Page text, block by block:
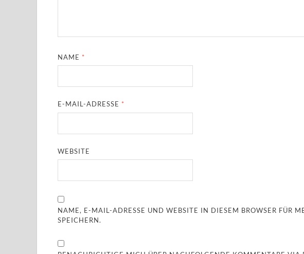
NAME *
E-MAIL-ADRESSE *
WEBSITE
NAME, E-MAIL-ADRESSE UND WEBSITE IN DIESEM BROWSER FÜR
SPEICHERN.